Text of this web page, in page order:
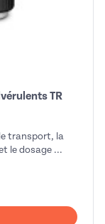
TR
transport, la
le dosage ...